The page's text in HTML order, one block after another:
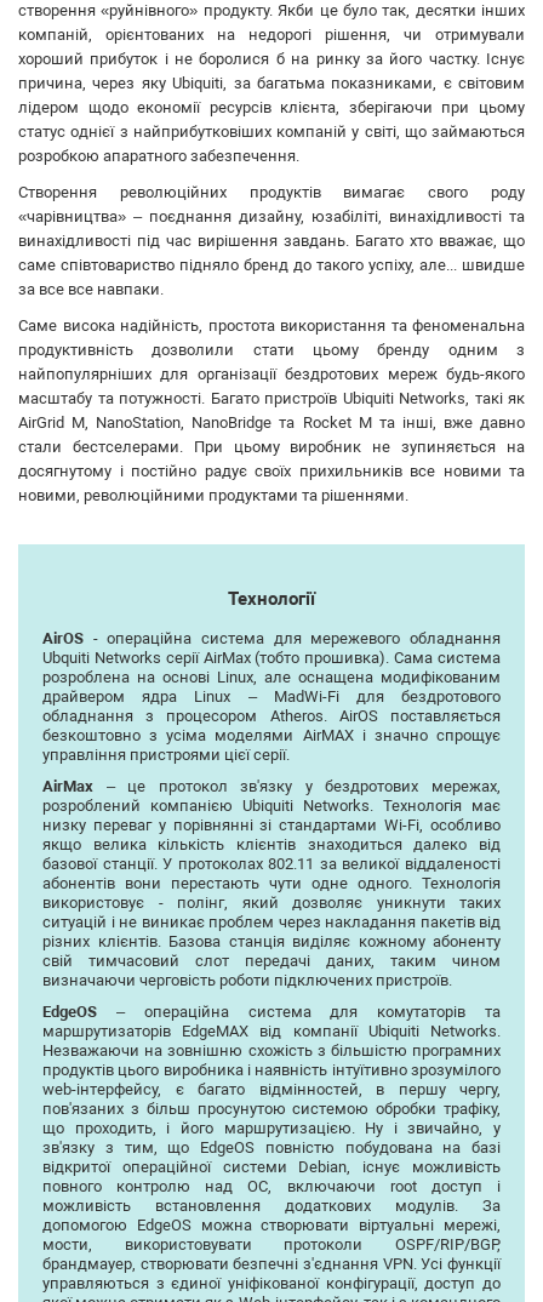
створення «руйнівного» продукту. Якби це було так, десятки інших
компаній, орієнтованих на недорогі рішення, чи отримували
хороший прибуток і не боролися б на ринку за його частку. Існує
причина, через яку Ubiquiti, за багатьма показниками, є світовим
лідером щодо економії ресурсів клієнта, зберігаючи при цьому
статус однієї з найприбутковіших компаній у світі, що займаються
розробкою апаратного забезпечення.
Створення революційних продуктів вимагає свого роду
«чарівництва» – поєднання дизайну, юзабіліті, винахідливості та
винахідливості під час вирішення завдань. Багато хто вважає, що
саме співтовариство підняло бренд до такого успіху, але... швидше
за все все навпаки.
Саме висока надійність, простота використання та феноменальна
продуктивність дозволили стати цьому бренду одним з
найпопулярніших для організації бездротових мереж будь-якого
масштабу та потужності. Багато пристроїв Ubiquiti Networks, такі як
AirGrid M, NanoStation, NanoBridge та Rocket M та інші, вже давно
стали бестселерами. При цьому виробник не зупиняється на
досягнутому і постійно радує своїх прихильників все новими та
новими, революційними продуктами та рішеннями.
Технології
AirOS - операційна система для мережевого обладнання
Ubquiti Networks серії AirMax (тобто прошивка). Сама система
розроблена на основі Linux, але оснащена модифікованим
драйвером ядра Linux – MadWi-Fi для бездротового
обладнання з процесором Atheros. AirOS поставляється
безкоштовно з усіма моделями AirMAX і значно спрощує
управління пристроями цієї серії.
AirMax – це протокол зв'язку у бездротових мережах,
розроблений компанією Ubiquiti Networks. Технологія має
низку переваг у порівнянні зі стандартами Wi-Fi, особливо
якщо велика кількість клієнтів знаходиться далеко від
базової станції. У протоколах 802.11 за великої віддаленості
абонентів вони перестають чути одне одного. Технологія
використовує - полінг, який дозволяє уникнути таких
ситуацій і не виникає проблем через накладання пакетів від
різних клієнтів. Базова станція виділяє кожному абоненту
свій тимчасовий слот передачі даних, таким чином
визначаючи черговість роботи підключених пристроїв.
EdgeOS – операційна система для комутаторів та
маршрутизаторів EdgeMAX від компанії Ubiquiti Networks.
Незважаючи на зовнішню схожість з більшістю програмних
продуктів цього виробника і наявність інтуїтивно зрозумілого
web-інтерфейсу, є багато відмінностей, в першу чергу,
пов'язаних з більш просунутою системою обробки трафіку,
що проходить, і його маршрутизацією. Ну і звичайно, у
зв'язку з тим, що EdgeOS повністю побудована на базі
відкритої операційної системи Debian, існує можливість
повного контролю над ОС, включаючи root доступ і
можливість встановлення додаткових модулів. За
допомогою EdgeOS можна створювати віртуальні мережі,
мости, використовувати протоколи OSPF/RIP/BGP,
брандмауер, створювати безпечні з'єднання VPN. Усі функції
управляються з єдиної уніфікованої конфігурації, доступ до